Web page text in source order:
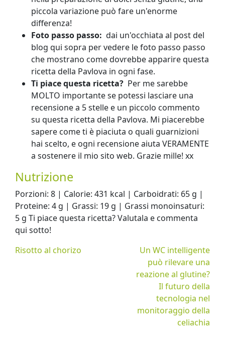
piccola variazione può fare un'enorme
differenza!
Foto passo passo: dai un'occhiata al post del
blog qui sopra per vedere le foto passo passo
che mostrano come dovrebbe apparire questa
ricetta della Pavlova in ogni fase.
Ti piace questa ricetta? Per me sarebbe
MOLTO importante se potessi lasciare una
recensione a 5 stelle e un piccolo commento
su questa ricetta della Pavlova. Mi piacerebbe
sapere come ti è piaciuta o quali guarnizioni
hai scelto, e ogni recensione aiuta VERAMENTE
a sostenere il mio sito web. Grazie mille! xx
Nutrizione
Porzioni: 8 | Calorie: 431 kcal | Carboidrati: 65 g |
Proteine: 4 g | Grassi: 19 g | Grassi monoinsaturi:
5 g Ti piace questa ricetta? Valutala e commenta
qui sotto!
Risotto al chorizo
Un WC intelligente
può rilevare una
reazione al glutine?
Il futuro della
tecnologia nel
monitoraggio della
celiachia